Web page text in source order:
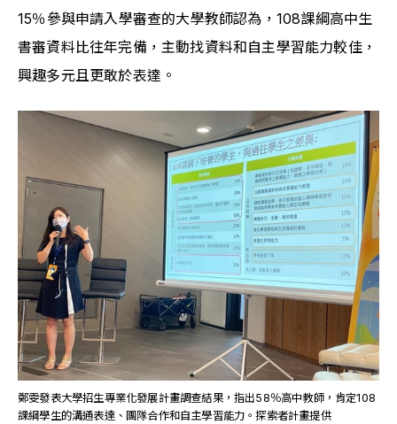
15％參與申請入學審查的大學教師認為，108課綱高中生
書審資料比往年完備，主動找資料和自主學習能力較佳，
興趣多元且更敢於表達。
鄭雯發表大學招生專業化發展計畫調查結果，指出58％高中教師，肯定108
課綱學生的溝通表達、團隊合作和自主學習能力。探索者計畫提供